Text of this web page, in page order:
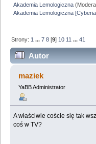
Akademia Lemologiczna
Akademia Lemologiczna
Strony: 1 ...7 8 [9] 10 11 ...41
Autor
Lemologiczna
maziek
YaBB Administrator
A właściwie coście się tak
coś w TV?